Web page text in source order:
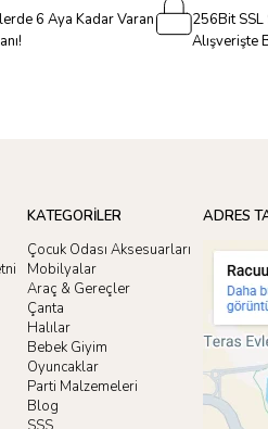
6 Aya Kadar Varan
256Bit SSL
Alışverişte
KATEGORİLER
Çocuk Odası Aksesuarları
Mobilyalar
Araç & Gereçler
Çanta
Halılar
Bebek Giyim
Oyuncaklar
Parti Malzemeleri
Blog
ADRES